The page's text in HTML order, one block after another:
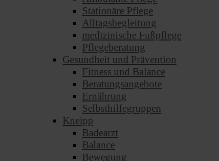
Stationäre Pflege
Alltagsbegleitung
medizinische Fußpflege
Pflegeberatung
Gesundheit und Prävention
Fitness und Balance
Beratungsangebote
Ernährung
Selbsthilfegruppen
Kneipp
Badearzt
Balance
Bewegung